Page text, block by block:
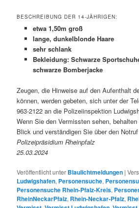
BESCHREIBUNG DER 14-JÄHRIGEN:
etwa 1,50m groß
lange, dunkelblonde Haare
sehr schlank
Bekleidung: Schwarze
schwarze Bomberjacke
Zeugen, die Hinweise auf den Aufenthalt
können, werden gebeten, sich unter der
963-2122 an die Polizeiinspektion
Wenn Sie den Vermissten sehen,
Blick und verständigen Sie über den
Polizeipräsidium Rheinpfalz
25.03.2024
Veröffentlicht unter Blaulichtmeldungen |
Ludwigshafen, Personensuche,
Personensuche Rhein-Pfalz-Kreis,
RheinNeckarPfalz, Rhein-Neckar-Pfalz,